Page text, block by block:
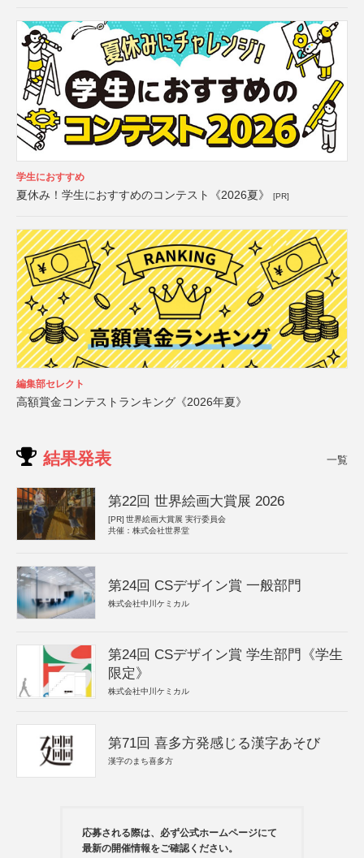
学生におすすめ
夏休み！学生におすすめのコンテスト《2026夏》 [PR]
編集部セレクト
高額賞金コンテストランキング《2026年夏》
結果発表 一覧
第22回 世界絵画大賞展 2026
[PR] 世界絵画大賞展 実行委員会
共催：株式会社世界堂
第24回 CSデザイン賞 一般部門
株式会社中川ケミカル
第24回 CSデザイン賞 学生部門《学生
限定》
株式会社中川ケミカル
第71回 喜多方発感じる漢字あそび
漢字のまち喜多方
応募される際は、必ず公式ホームページにて
最新の開催情報をご確認ください。